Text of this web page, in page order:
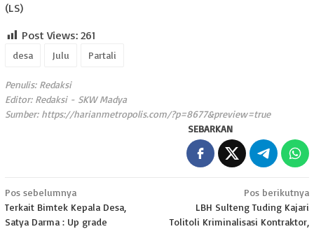
(LS)
Post Views: 261
desa Julu Partali
Penulis: Redaksi
Editor: Redaksi - SKW Madya
Sumber: https://harianmetropolis.com/?p=8677&preview=true
SEBARKAN
Navigasi
pos
Pos sebelumnya
Terkait Bimtek Kepala Desa,
Satya Darma : Up grade
Pos berikutnya
LBH Sulteng Tuding Kajari
Tolitoli Kriminalisasi Kontraktor,